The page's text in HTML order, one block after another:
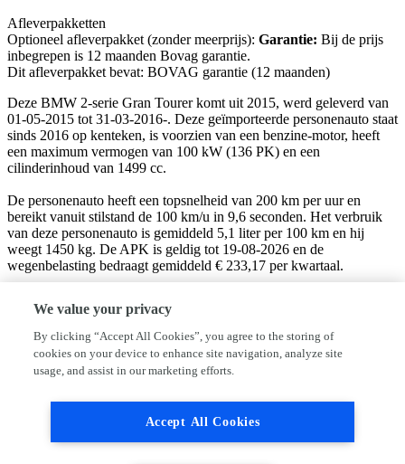
Afleverpakketten
Optioneel afleverpakket (zonder meerprijs): Garantie: Bij de prijs
inbegrepen is 12 maanden Bovag garantie.
Dit afleverpakket bevat: BOVAG garantie (12 maanden)
Deze BMW 2-serie Gran Tourer komt uit 2015, werd geleverd van
01-05-2015 tot 31-03-2016-. Deze geïmporteerde personenauto staat
sinds 2016 op kenteken, is voorzien van een benzine-motor, heeft
een maximum vermogen van 100 kW (136 PK) en een
cilinderinhoud van 1499 cc.
De personenauto heeft een topsnelheid van 200 km per uur en
bereikt vanuit stilstand de 100 km/u in 9,6 seconden. Het verbruik
van deze personenauto is gemiddeld 5,1 liter per 100 km en hij
weegt 1450 kg. De APK is geldig tot 19-08-2026 en de
wegenbelasting bedraagt gemiddeld € 233,17 per kwartaal.
onderhoudsbeurt, nieuwe APK keuring, en een volledige re-
conditionering.
Autobedrijf Bikker is een onafhankelijk autobedrijf gespecialiseerd
in de verkoop van betrouwbare jong gebruikte en nieuwe auto's.
Wij doen er alles aan om onze advertenties zo compleet en correct
We value your privacy
By clicking “Accept All Cookies”, you agree to the storing of
cookies on your device to enhance site navigation, analyze site
usage, and assist in our marketing efforts.
Accept All Cookies